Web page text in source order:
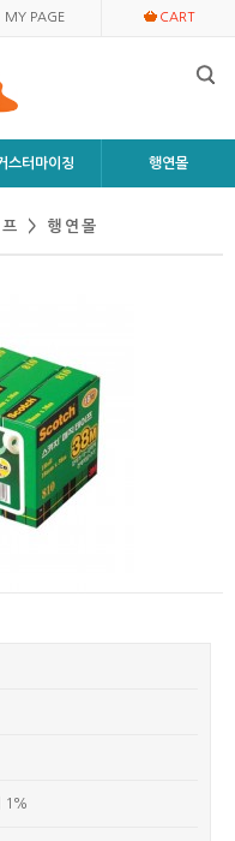
MY PAGE CART
스터마이징 행연몰
> 행연몰
1%